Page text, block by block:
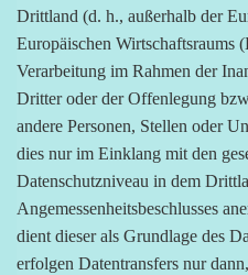
Drittland (d. h., außerhalb der
Europäischen Wirtschaftsraums
Verarbeitung im Rahmen der
Dritter oder der Offenlegung
andere Personen, Stellen oder
dies nur im Einklang mit den
Datenschutzniveau in dem
Angemessenheitsbeschlusses
dient dieser als Grundlage des
erfolgen Datentransfers nur